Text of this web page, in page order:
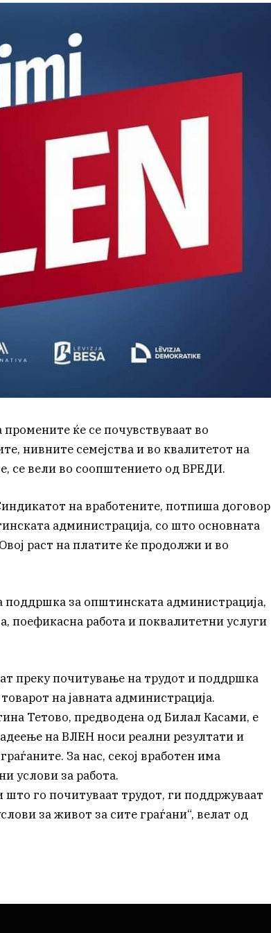
ќе се почувствуваат во
нивните семејства и во квалитетот на
се вели во соопштението од ВРЕДИ.
на вработените, потпиша договор
администрација, со што основната
раст на платите ќе продолжи и во
поддршка за општинската администрација,
поефикасна работа и поквалитетни услуги
преку почитување на трудот и поддршка
на јавната администрација.
Тетово, предводена од Билал Касами, е
на ВЛЕН носи реални резултати и
За нас, секој вработен има
услови за работа.
го почитуваат трудот, ги поддржуваат
за живот за сите граѓани“, велат од